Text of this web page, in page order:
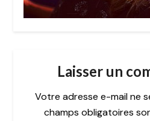
Laisser un
Votre adresse e-mail ne
champs obligatoires